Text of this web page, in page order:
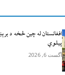
افغانستان له چين څخه د
پيلوي
آگست 6, 2026